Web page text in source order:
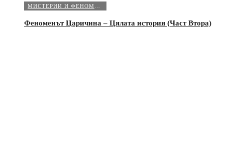
Феноменът Царичина – Цялата история (Част Втора)